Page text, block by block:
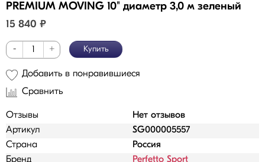
PREMIUM MOVING 10" диаметр 3,0 м зеленый
15 840 ₽
- + Купить
Добавить в понравившиеся
Сравнить
Отзывы
Нет отзывов
Артикул
SG000005557
Страна
Россия
Бренд
Perfetto Sport